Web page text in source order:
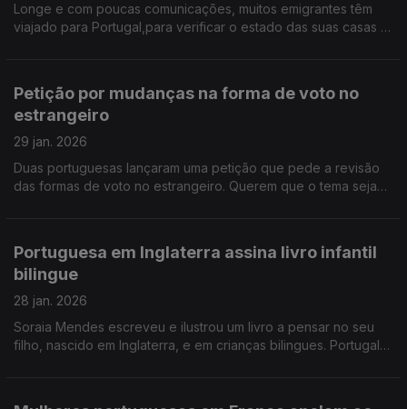
Longe e com poucas comunicações, muitos emigrantes têm
viajado para Portugal,para verificar o estado das suas casas e
Petição por mudanças na forma de voto no
estrangeiro
29 jan. 2026
Duas portuguesas lançaram uma petição que pede a revisão
das formas de voto no estrangeiro. Querem que o tema seja
Portuguesa em Inglaterra assina livro infantil
bilingue
28 jan. 2026
Soraia Mendes escreveu e ilustrou um livro a pensar no seu
filho, nascido em Inglaterra, e em crianças bilingues. Portugal